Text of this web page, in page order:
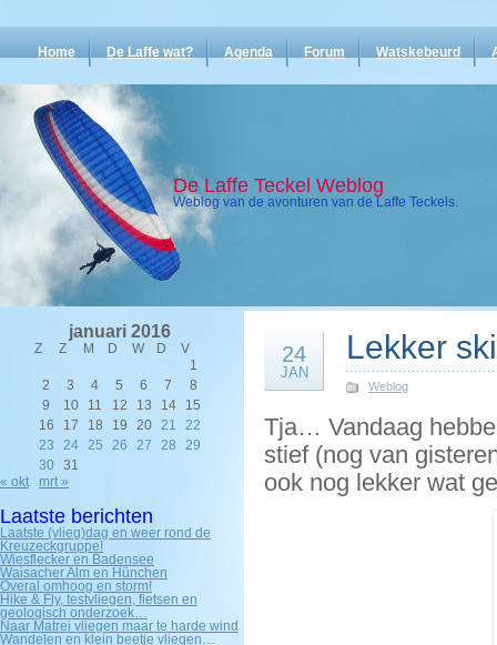
Home De Laffe wat? Agenda Forum Watskebeurd
De Laffe Teckel Weblog
Weblog van de avonturen van de Laffe Teckels.
januari 2016
Z Z M D W D
V
1
2
3 4 5 6 7
8
9
10 11 12 13 14
15
16
17 18 19 20 21
22
23
24 25 26 27 28
29
30
31
« okt
mrt »
Laatste berichten
Laatste (vlieg)dag en weer rond de
Kreuzeckgruppe!
Wiesflecker en Badensee
Waisacher Alm en Hünchen
Overal omhoog en storm!
Hike & Fly, testvliegen, fietsen en
geologisch onderzoek…
Naar Matrei vliegen maar te harde wind
Wandelen en klein beetje vliegen…
24
JAN
Lekker
Weblog
Tja… Vandaag
stief (nog van
ook nog lekker wat